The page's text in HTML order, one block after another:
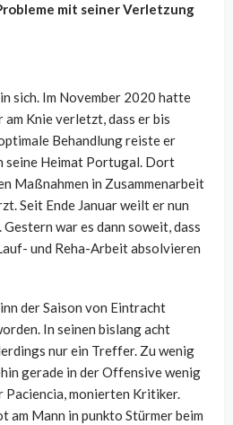
mit seiner Verletzung
sich. Im November 2020 hatte
am Knie verletzt, dass er bis
Behandlung reiste er
seine Heimat Portugal. Dort
Maßnahmen in Zusammenarbeit
Seit Ende Januar weilt er nun
war es dann soweit, dass
und Reha-Arbeit absolvieren
der Saison von Eintracht
In seinen bislang acht
nur ein Treffer. Zu wenig
gerade in der Offensive wenig
monierten Kritiker.
am Mann in punkto Stürmer beim